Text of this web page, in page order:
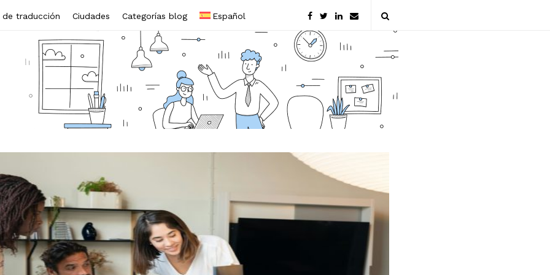
de traducción Ciudades Categorías blog Español